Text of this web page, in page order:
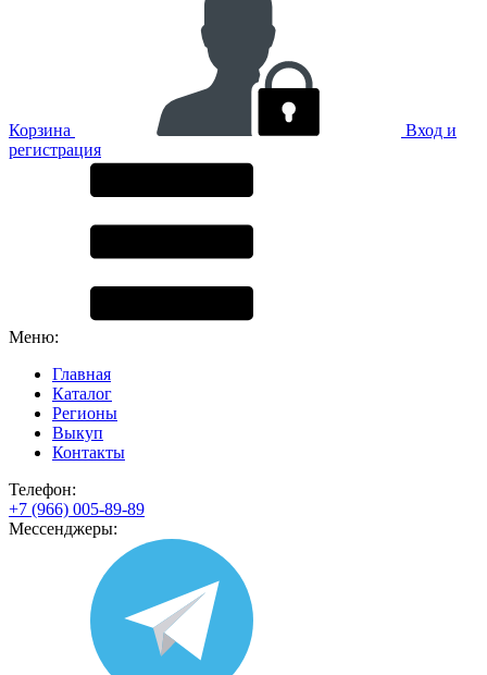
Корзина
Вход и
регистрация
Меню:
Главная
Каталог
Регионы
Выкуп
Контакты
Телефон:
+7 (966) 005-89-89
Мессенджеры: